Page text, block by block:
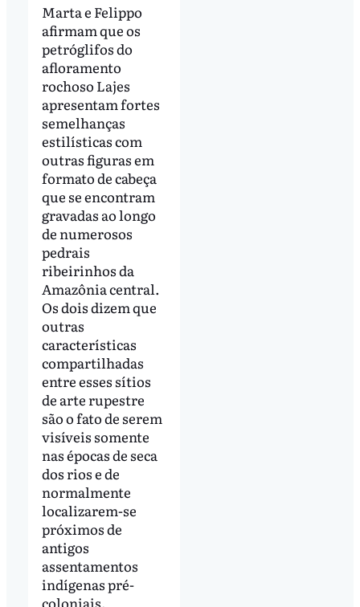
Marta e Felippo
afirmam que os
petróglifos do
afloramento
rochoso Lajes
apresentam fortes
semelhanças
estilísticas com
outras figuras em
formato de cabeça
que se encontram
gravadas ao longo
de numerosos
pedrais
ribeirinhos da
Amazônia central.
Os dois dizem que
outras
características
compartilhadas
entre esses sítios
de arte rupestre
são o fato de serem
visíveis somente
nas épocas de seca
dos rios e de
normalmente
localizarem-se
próximos de
antigos
assentamentos
indígenas pré-
coloniais.